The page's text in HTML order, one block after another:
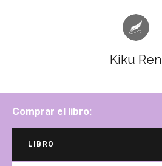
Kiku Ren
Comprar el libro:
LIBRO